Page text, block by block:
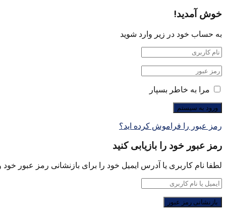
خوش آمدید!
به حساب خود در زیر وارد شوید
مرا به خاطر بسپار
رمز عبور را فراموش کرده اید؟
رمز عبور خود را بازیابی کنید
لطفا نام کاربری یا آدرس ایمیل خود را برای بازنشانی رمز عبور خود